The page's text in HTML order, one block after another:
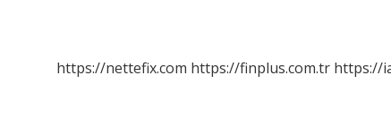
Mu
https://nettefix.com https://finplus.com.tr https://